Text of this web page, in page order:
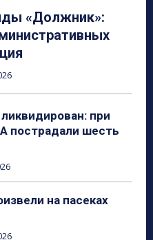
«Должник»:
при
пострадали шесть
на пасеках